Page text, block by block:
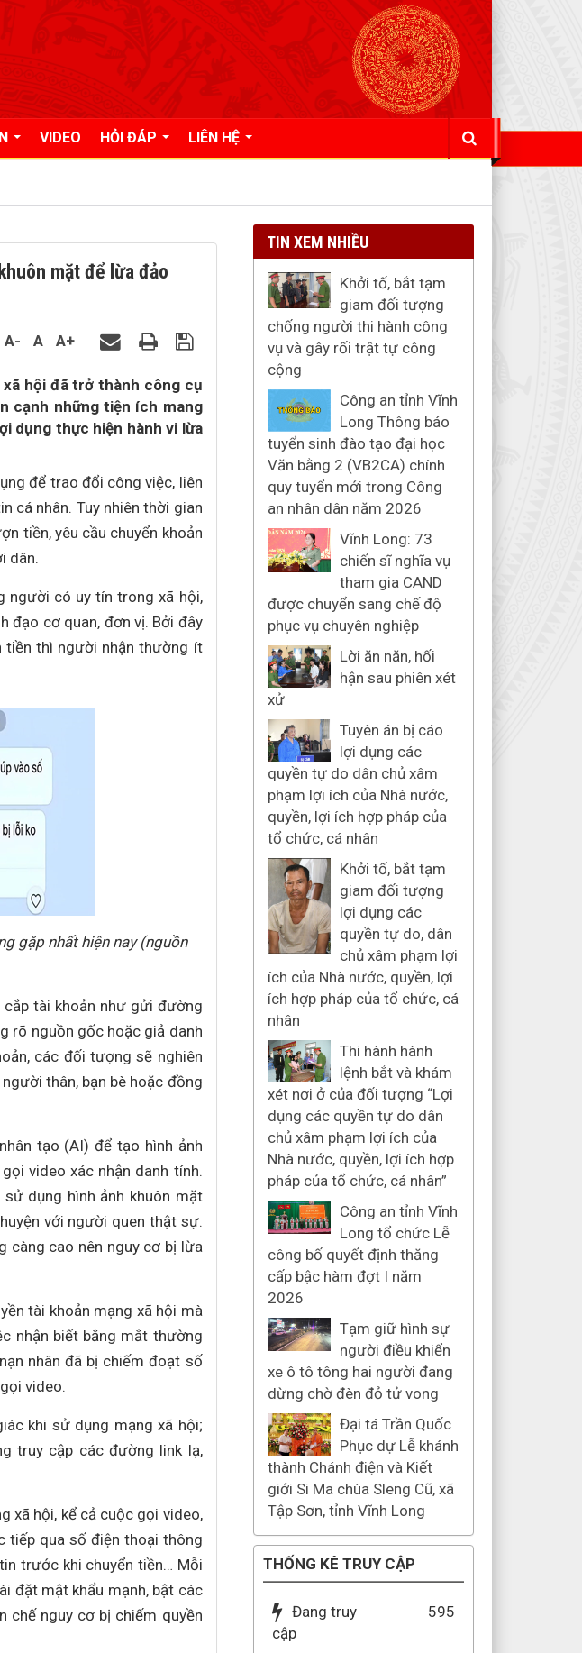
VIDEO HỎI ĐÁP LIÊN HỆ
mặt để lừa đảo
A- A A+
hội đã trở thành công cụ
cạnh những tiện ích mang
dụng thực hiện hành vi lừa
để trao đổi công việc, liên
cá nhân. Tuy nhiên thời gian
tiền, yêu cầu chuyển khoản
dân.
người có uy tín trong xã hội,
đạo cơ quan, đơn vị. Bởi đây
tiền thì người nhận thường ít
gặp nhất hiện nay (nguồn
tài khoản như gửi đường
rõ nguồn gốc hoặc giả danh
các đối tượng sẽ nghiên
thân, bạn bè hoặc đồng
tạo (AI) để tạo hình ảnh
video xác nhận danh tính.
dụng hình ảnh khuôn mặt
với người quen thật sự.
càng cao nên nguy cơ bị lừa
tài khoản mạng xã hội mà
nhận biết bằng mắt thường
nhân đã bị chiếm đoạt số
video.
khi sử dụng mạng xã hội;
truy cập các đường link lạ,
xã hội, kể cả cuộc gọi video,
tiếp qua số điện thoại thông
trước khi chuyển tiền… Mỗi
đặt mật khẩu mạnh, bật các
chế nguy cơ bị chiếm quyền
TIN XEM NHIỀU
Khởi tố, bắt tạm
giam đối tượng
chống người thi hành công
vụ và gây rối trật tự công
cộng
Công an tỉnh Vĩnh
Long Thông báo
tuyển sinh đào tạo đại học
Văn bằng 2 (VB2CA) chính
quy tuyển mới trong Công
an nhân dân năm 2026
Vĩnh Long: 73
chiến sĩ nghĩa vụ
tham gia CAND
được chuyển sang chế độ
phục vụ chuyên nghiệp
Lời ăn năn, hối
hận sau phiên xét
xử
Tuyên án bị cáo
lợi dụng các
quyền tự do dân chủ xâm
phạm lợi ích của Nhà nước,
quyền, lợi ích hợp pháp của
tổ chức, cá nhân
Khởi tố, bắt tạm
giam đối tượng
lợi dụng các
quyền tự do, dân
chủ xâm phạm lợi
ích của Nhà nước, quyền, lợi
ích hợp pháp của tổ chức, cá
nhân
Thi hành hành
lệnh bắt và khám
xét nơi ở của đối tượng “Lợi
dụng các quyền tự do dân
chủ xâm phạm lợi ích của
Nhà nước, quyền, lợi ích hợp
pháp của tổ chức, cá nhân”
Công an tỉnh Vĩnh
Long tổ chức Lễ
công bố quyết định thăng
cấp bậc hàm đợt I năm
2026
Tạm giữ hình sự
người điều khiển
xe ô tô tông hai người đang
dừng chờ đèn đỏ tử vong
Đại tá Trần Quốc
Phục dự Lễ khánh
thành Chánh điện và Kiết
giới Si Ma chùa Sleng Cũ, xã
Tập Sơn, tỉnh Vĩnh Long
THỐNG KÊ TRUY CẬP
Đang truy
cập
595